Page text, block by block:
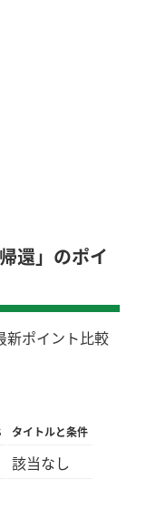
還」のポイ
新ポイント比較
タイトルと条件
該当なし